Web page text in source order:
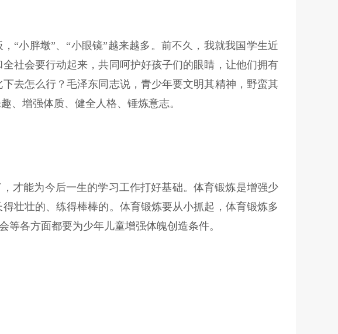
“小胖墩”、“小眼镜”越来越多。前不久，我就我国学生近
社会要行动起来，共同呵护好孩子们的眼睛，让他们拥有
去怎么行？毛泽东同志说，青少年要文明其精神，野蛮其
、增强体质、健全人格、锤炼意志。
才能为今后一生的学习工作打好基础。体育锻炼是增强少
壮壮的、练得棒棒的。体育锻炼要从小抓起，体育锻炼多
等各方面都要为少年儿童增强体魄创造条件。